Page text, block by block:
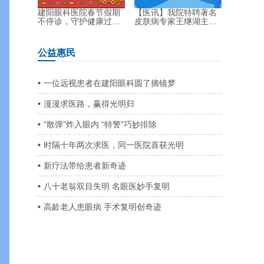
建阳眼科医院春节假期
不停诊，守护健康过新
【医讯】我院特聘著名
皮肤病专家王继湖主
公益惠民
一位远视患者在建阳眼科圆了摘镜梦
漫漫求医路，赢得光明归
“散弹”炸入眼内 “特警”巧妙排除
时隔十年两次求医，同一医院喜获光明
新疗法带给患者新奇迹
八十老翁双目失明 名眼医妙手复明
高龄老人患眼病 手术复明创奇迹